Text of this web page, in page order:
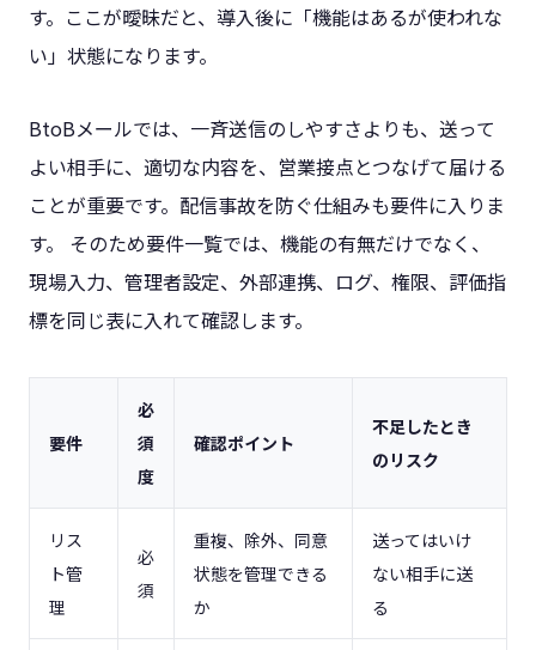
す。ここが曖昧だと、導入後に「機能はあるが使われな
い」状態になります。
BtoBメールでは、一斉送信のしやすさよりも、送って
よい相手に、適切な内容を、営業接点とつなげて届ける
ことが重要です。配信事故を防ぐ仕組みも要件に入りま
す。 そのため要件一覧では、機能の有無だけでなく、
現場入力、管理者設定、外部連携、ログ、権限、評価指
標を同じ表に入れて確認します。
要件
必
須
度
確認ポイント
不足したとき
のリスク
リス
ト管
理
必
須
重複、除外、同意
状態を管理できる
か
送ってはいけ
ない相手に送
る